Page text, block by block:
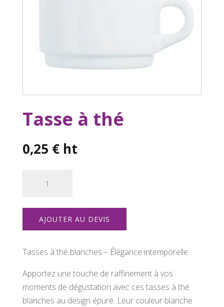
Tasse à thé
0,25 € ht
à
AJOUTER AU DEVIS
Tasses à thé blanches – Élégance intemporelle
Apportez une touche de raffinement à vos
moments de dégustation avec ces tasses à thé
blanches au design épuré. Leur couleur blanche